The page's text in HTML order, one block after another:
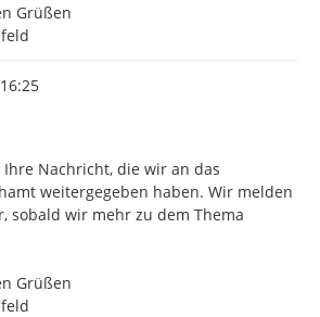
Grüßen
Erstellens
Nachricht, die wir an das
weitergegeben haben. Wir melden
sobald wir mehr zu dem Thema
Grüßen